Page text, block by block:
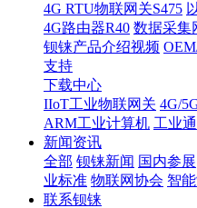
4G RTU物联网关S475
4G路由器R40 数据采集
钡铼产品介绍视频
支持
下载中心
IIoT工业物联网关 4G/
ARM工业计算机 工业
新闻资讯
全部 钡铼新闻 国内参展
业标准 物联网协会 智
联系钡铼